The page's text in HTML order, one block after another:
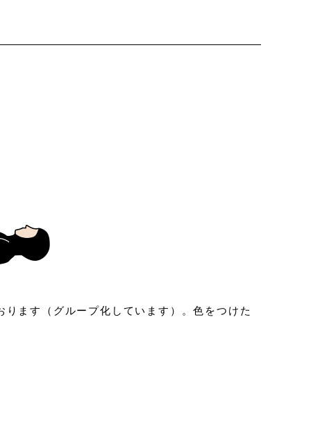
ます（グループ化しています）。色をつけた